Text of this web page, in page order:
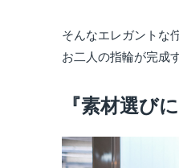
そんなエレガントな
お二人の指輪が完成
『素材選び